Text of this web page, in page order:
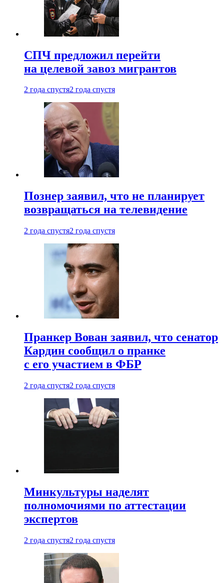
СПЧ предложил перейти
на целевой завоз мигрантов
2 года спустя2 года спустя
Познер заявил, что не планирует
возвращаться на телевидение
2 года спустя2 года спустя
Пранкер Вован заявил, что сенатор
Кардин сообщил о пранке
с его участием в ФБР
2 года спустя2 года спустя
Минкультуры наделят
полномочиями по аттестации
экспертов
2 года спустя2 года спустя